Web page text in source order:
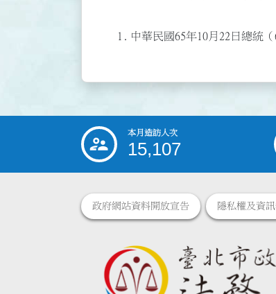
1. 中華民國65年10月22日總統
::: 本月造訪人次
15,107
政府網站資料開放宣告 隱私權及資